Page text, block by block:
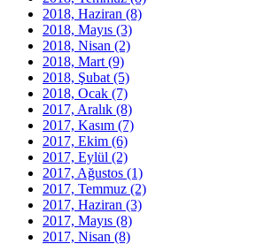
2018, Haziran (8)
2018, Mayıs (3)
2018, Nisan (2)
2018, Mart (9)
2018, Şubat (5)
2018, Ocak (7)
2017, Aralık (8)
2017, Kasım (7)
2017, Ekim (6)
2017, Eylül (2)
2017, Ağustos (1)
2017, Temmuz (2)
2017, Haziran (3)
2017, Mayıs (8)
2017, Nisan (8)